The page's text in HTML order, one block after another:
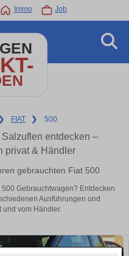
Immo Job
❯ FIAT ❯ 500
entdecken –
privat & Händler
gebrauchten Fiat 500
Gebrauchtwagen? Entdecken
Ausführungen und
und vom Händler.